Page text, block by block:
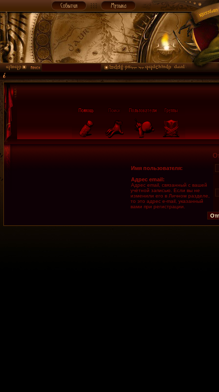
Имя пользователя:
Адрес email:
Адрес email, связанный с вашей
учётной записью. Если вы не
изменили его в Личном разделе,
то это адрес e-mail, указанный
вами при регистрации.